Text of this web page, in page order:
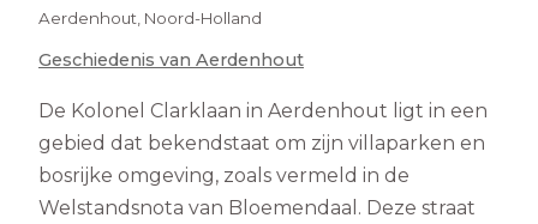
Aerdenhout, Noord-Holland
Geschiedenis van Aerdenhout
De Kolonel Clarklaan in Aerdenhout ligt in een
gebied dat bekendstaat om zijn villaparken en
bosrijke omgeving, zoals vermeld in de
Welstandsnota van Bloemendaal. Deze straat